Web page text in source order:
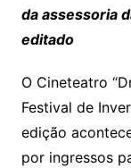
da assessoria
editado
O Cineteatro
Festival de
edição
por ingressos